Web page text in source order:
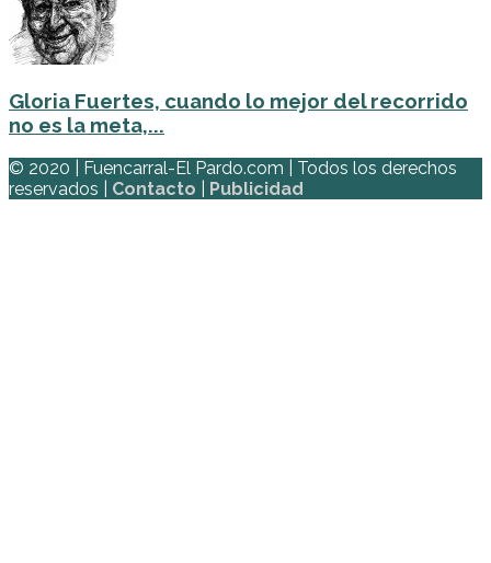
Gloria Fuertes, cuando lo mejor del recorrido
no es la meta,...
© 2020 | Fuencarral-El Pardo.com | Todos los derechos
reservados | Contacto Publicidad